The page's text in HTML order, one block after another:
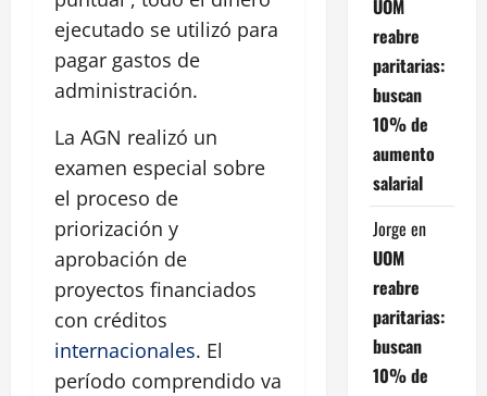
ejecutado se utilizó para
pagar gastos de
administración.
La AGN realizó un
examen especial sobre
el proceso de
priorización y
aprobación de
proyectos financiados
con créditos
internacionales. El
período comprendido va
UOM
reabre
paritarias:
buscan
10% de
aumento
salarial
Jorge en
UOM
reabre
paritarias:
buscan
10% de